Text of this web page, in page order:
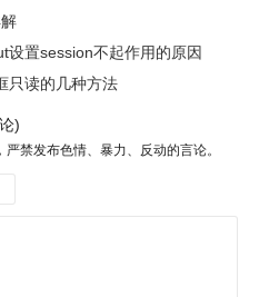
设置session不起作用的原因
只读的几种方法
)
禁发布色情、暴力、反动的言论。